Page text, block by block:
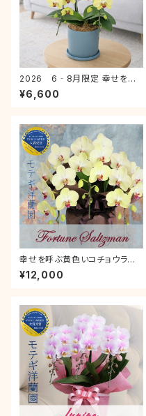
2026 6‐8月限定 幸せを呼
ぶ黄色い胡蝶蘭 フォーチュンザ
ルツマン ２本立 モテギ洋蘭園
¥6,600
幸せを呼ぶ黄色いコチョウラン
「フォーチュンザルツマン」胡蝶
蘭 ３本立 ギフト お祝い 就任祝
¥12,000